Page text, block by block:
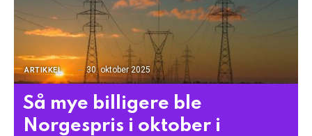
ARTIKKEL 30. oktober 2025
Så mye billigere ble
Norgespris i oktober i